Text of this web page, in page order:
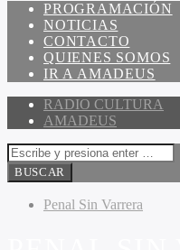
PROGRAMACIÓN
NOTICIAS
CONTACTO
QUIENES SOMOS
IR A AMADEUS
RADIO CULTURA
AMADEUS
Penal Sin Varrera